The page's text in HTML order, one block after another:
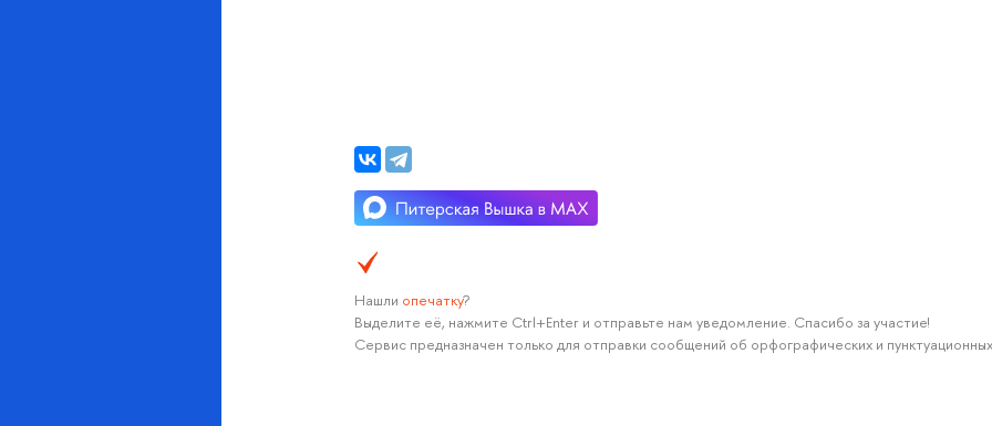
Нашли опечатку?
Выделите её, нажмите Ctrl+Enter и отправьте нам уведомление. Спасибо за участие!
Сервис предназначен только для отправки сообщений об орфографических и